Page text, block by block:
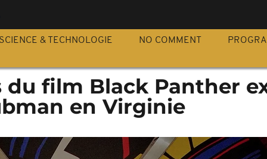
SCIENCE & TECHNOLOGIE NO COMMENT
du film Black Panther
en Virginie